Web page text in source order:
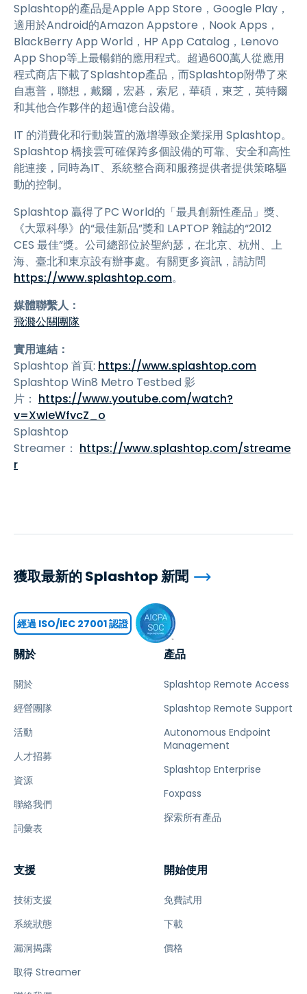
Splashtop的產品是Apple App Store，Google Play，
適用於Android的Amazon Appstore，Nook Apps，
BlackBerry App World，HP App Catalog，Lenovo
App Shop等上最暢銷的應用程式。超過600萬人從應用
程式商店下載了Splashtop產品，而Splashtop附帶了來
自惠普，聯想，戴爾，宏碁，索尼，華碩，東芝，英特爾
和其他合作夥伴的超過1億台設備。
IT 的消費化和行動裝置的激增導致企業採用 Splashtop。
Splashtop 橋接雲可確保跨多個設備的可靠、安全和高性
能連接，同時為IT、系統整合商和服務提供者提供策略驅
動的控制。
Splashtop 贏得了PC World的「最具創新性產品」獎、
《大眾科學》的“最佳新品”獎和 LAPTOP 雜誌的“2012
CES 最佳”獎。公司總部位於聖約瑟，在北京、杭州、上
海、臺北和東京設有辦事處。有關更多資訊，請訪問
https://www.splashtop.com。
媒體聯繫人：
飛濺公關團隊
實用連結：
Splashtop 首頁: https://www.splashtop.com
Splashtop Win8 Metro Testbed 影
片： https://www.youtube.com/watch?
v=XwIeWfvcZ_o
Splashtop
Streamer： https://www.splashtop.com/streame
r
關於
關於
經營團隊
活動
人才招募
資源
聯絡我們
詞彙表
產品
Splashtop Remote Access
Splashtop Remote Support
Autonomous Endpoint
Management
Splashtop Enterprise
Foxpass
探索所有產品
支援
技術支援
系統狀態
漏洞揭露
取得 Streamer
開始使用
免費試用
下載
價格
獲取最新的 Splashtop 新聞
經過 ISO/IEC 27001 認證